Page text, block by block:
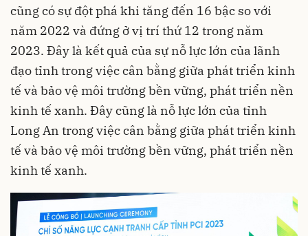
cũng có sự đột phá khi tăng đến 16 bậc so với
năm 2022 và đứng ở vị trí thứ 12 trong năm
2023. Đây là kết quả của sự nỗ lực lớn của lãnh
đạo tỉnh trong việc cân bằng giữa phát triển kinh
tế và bảo vệ môi trường bền vững, phát triển nền
kinh tế xanh. Đây cũng là nỗ lực lớn của tỉnh
Long An trong việc cân bằng giữa phát triển kinh
tế và bảo vệ môi trường bền vững, phát triển nền
kinh tế xanh.